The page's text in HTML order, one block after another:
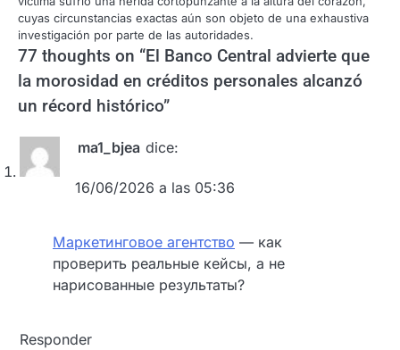
cuyas circunstancias exactas aún son objeto de una exhaustiva
investigación por parte de las autoridades.
77 thoughts on “El Banco Central advierte que
la morosidad en créditos personales alcanzó
un récord histórico”
ma1_bjea dice:
16/06/2026 a las 05:36
Маркетинговое агентство — как
проверить реальные кейсы, а не
нарисованные результаты?
Responder